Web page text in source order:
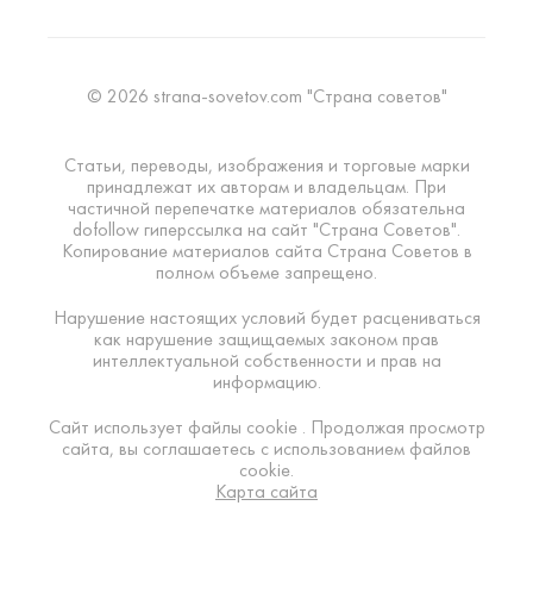
© 2026 strana-sovetov.com "Страна советов"
Статьи, переводы, изображения и торговые марки
принадлежат их авторам и владельцам. При
частичной перепечатке материалов обязательна
dofollow гиперссылка на сайт "Страна Советов".
Копирование материалов сайта Страна Советов в
полном объеме запрещено.
Нарушение настоящих условий будет расцениваться
как нарушение защищаемых законом прав
интеллектуальной собственности и прав на
информацию.
Сайт использует файлы cookie . Продолжая просмотр
сайта, вы соглашаетесь с использованием файлов
cookie.
Карта сайта